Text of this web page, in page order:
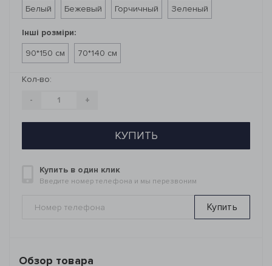
Белый
Бежевый Горчичный Зеленый
Інші розміри:
90*150 см
70*140 см
Кол-во:
- +
КУПИТЬ
Купить в один клик
Введите номер телефона и мы перезвоним
Купить
Обзор товара